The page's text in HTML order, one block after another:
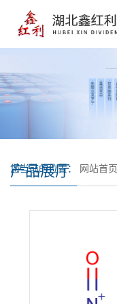
产品展厅
您当前的位置： 网站首页